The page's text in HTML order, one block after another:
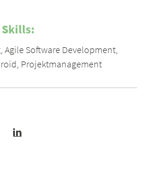
Skills:
Agile Software Development
Projektmanagement